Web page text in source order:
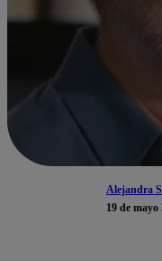
Alejandra
19 de mayo